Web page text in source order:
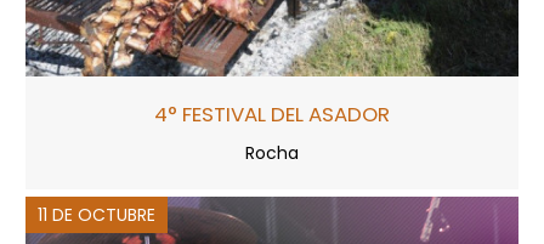
4° FESTIVAL DEL ASADOR
Rocha
11 DE OCTUBRE